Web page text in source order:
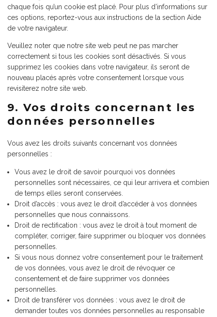
chaque fois qu’un cookie est placé. Pour plus d’informations sur
ces options, reportez-vous aux instructions de la section Aide
de votre navigateur.
Veuillez noter que notre site web peut ne pas marcher
correctement si tous les cookies sont désactivés. Si vous
supprimez les cookies dans votre navigateur, ils seront de
nouveau placés après votre consentement lorsque vous
revisiterez notre site web.
9. Vos droits concernant les
données personnelles
Vous avez les droits suivants concernant vos données
personnelles :
Vous avez le droit de savoir pourquoi vos données
personnelles sont nécessaires, ce qui leur arrivera et combien
de temps elles seront conservées.
Droit d’accès : vous avez le droit d’accéder à vos données
personnelles que nous connaissons.
Droit de rectification : vous avez le droit à tout moment de
compléter, corriger, faire supprimer ou bloquer vos données
personnelles.
Si vous nous donnez votre consentement pour le traitement
de vos données, vous avez le droit de révoquer ce
consentement et de faire supprimer vos données
personnelles.
Droit de transférer vos données : vous avez le droit de
demander toutes vos données personnelles au responsable